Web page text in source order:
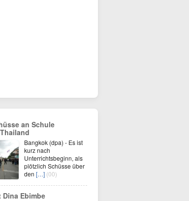
an Schule
Bangkok (dpa) - Es ist
kurz nach
Unterrichtsbeginn, als
plötzlich Schüsse über
den […] (00)
Ebimbe